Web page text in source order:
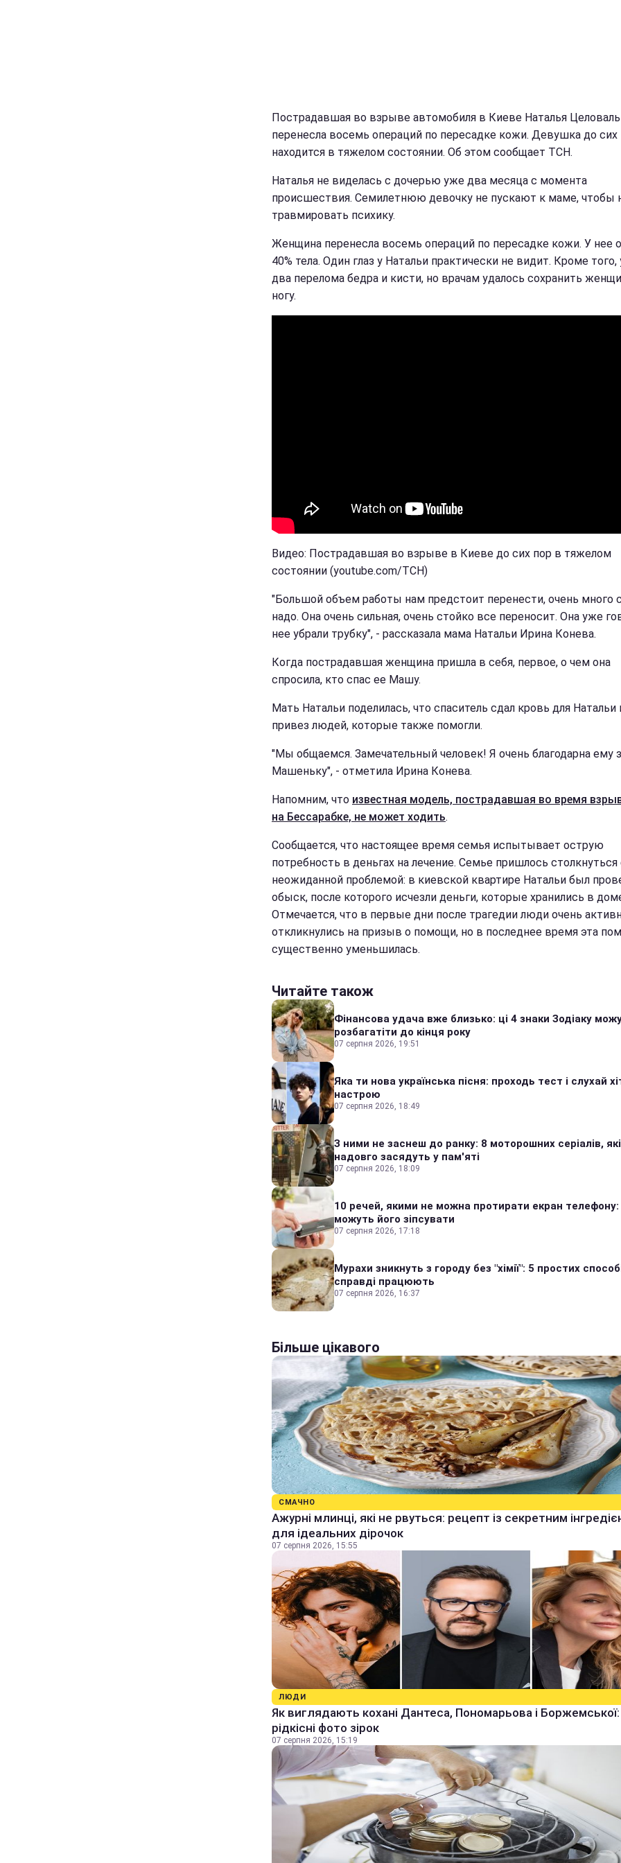
Пострадавшая во взрыве автомобиля в Киеве Наталья
перенесла восемь операций по пересадке кожи. Девушка до сих
находится в тяжелом состоянии. Об этом сообщает ТСН.
Наталья не виделась с дочерью уже два месяца с момента
происшествия. Семилетнюю девочку не пускают к маме, чтобы
травмировать психику.
Женщина перенесла восемь операций по пересадке кожи. У нее
40% тела. Один глаз у Натальи практически не видит. Кроме того,
два перелома бедра и кисти, но врачам удалось сохранить
ногу.
Видео: Пострадавшая во взрыве в Киеве до сих пор в тяжелом
состоянии (youtube.com/ТСН)
"Большой объем работы нам предстоит перенести, очень много
надо. Она очень сильная, очень стойко все переносит. Она уже
нее убрали трубку", - рассказала мама Натальи Ирина Конева.
Когда пострадавшая женщина пришла в себя, первое, о чем она
спросила, кто спас ее Машу.
Мать Натальи поделилась, что спаситель сдал кровь для Натальи
привез людей, которые также помогли.
"Мы общаемся. Замечательный человек! Я очень благодарна ему
Машеньку", - отметила Ирина Конева.
Напомним, что известная модель, пострадавшая во время
на Бессарабке, не может ходить.
Сообщается, что настоящее время семья испытывает острую
потребность в деньгах на лечение. Семье пришлось столкнуться
неожиданной проблемой: в киевской квартире Натальи был
обыск, после которого исчезли деньги, которые хранились в
Отмечается, что в первые дни после трагедии люди очень
откликнулись на призыв о помощи, но в последнее время эта
существенно уменьшилась.
Читайте також
Фінансова удача вже близько: ці 4 знаки Зодіаку
розбагатіти до кінця року
07 серпня 2026, 19:51
Яка ти нова українська пісня: проходь тест і слухай
настрою
07 серпня 2026, 18:49
З ними не заснеш до ранку: 8 моторошних серіалів, які
надовго засядуть у пам'яті
07 серпня 2026, 18:09
10 речей, якими не можна протирати екран телефону:
можуть його зіпсувати
07 серпня 2026, 17:18
Мурахи зникнуть з городу без "хімії": 5 простих
справді працюють
07 серпня 2026, 16:37
Більше цікавого
СМАЧНО
Ажурні млинці, які не рвуться: рецепт із секретним
для ідеальних дірочок
07 серпня 2026, 15:55
ЛЮДИ
Як виглядають кохані Дантеса, Пономарьова і Боржемської:
рідкісні фото зірок
07 серпня 2026, 15:19